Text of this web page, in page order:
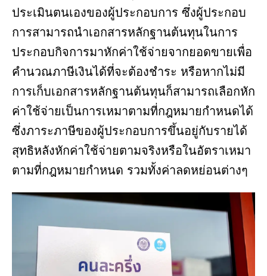
ประเมินตนเองของผู้ประกอบการ ซึ่งผู้ประกอบ
การสามารถนำเอกสารหลักฐานต้นทุนในการ
ประกอบกิจการมาหักค่าใช้จ่ายจากยอดขายเพื่อ
คำนวณภาษีเงินได้ที่จะต้องชำระ หรือหากไม่มี
การเก็บเอกสารหลักฐานต้นทุนก็สามารถเลือกหัก
ค่าใช้จ่ายเป็นการเหมาตามที่กฎหมายกำหนดได้
ซึ่งภาระภาษีของผู้ประกอบการขึ้นอยู่กับรายได้
สุทธิหลังหักค่าใช้จ่ายตามจริงหรือในอัตราเหมา
ตามที่กฎหมายกำหนด รวมทั้งค่าลดหย่อนต่างๆ